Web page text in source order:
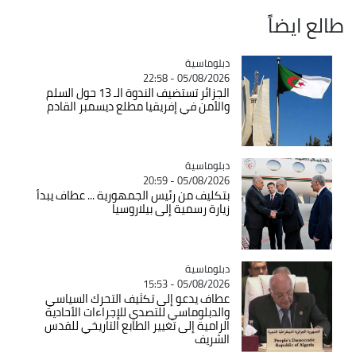
طالع ايضاً
Catégorie
دبلوماسية
05/08/2026 - 22:58
الجزائر تستضيف الندوة الـ 13 حول السلم
والأمن في إفريقيا مطلع ديسمبر القادم
Catégorie
دبلوماسية
05/08/2026 - 20:59
بتكليف من رئيس الجمهورية ... عطاف يبدأ
زيارة رسمية إلى بيلاروسيا
Catégorie
دبلوماسية
05/08/2026 - 15:53
عطاف يدعو إلى تكثيف التحرك السياسي
والدبلوماسي للتصدي للإجراءات الأحادية
الرامية إلى تغيير الطابع التاريخي للقدس
الشريف